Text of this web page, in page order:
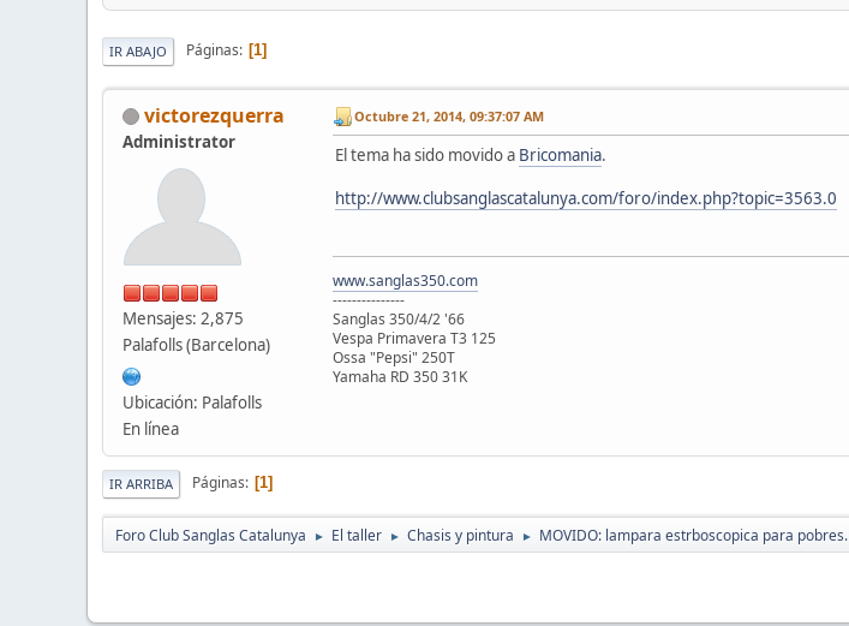
IR ABAJO Páginas 1
victorezquerra
Administrator
Mensajes: 2,875
Palafolls (Barcelona)
Ubicación: Palafolls
En línea
Octubre 21, 2014, 09:37:07 AM
El tema ha sido movido a Bricomania.
http://www.clubsanglascatalunya.com/foro/index.php?topic=3563.0
www.sanglas350.com
---------------
Sanglas 350/4/2 '66
Vespa Primavera T3 125
Ossa "Pepsi" 250T
Yamaha RD 350 31K
IR ARRIBA Páginas 1
Foro Club Sanglas Catalunya ► El taller ► Chasis y pintura ► MOVIDO: lampara estrboscopica para pobres.